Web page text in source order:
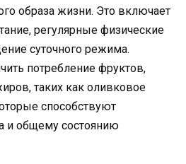
образа жизни. Это включает
регулярные физические
суточного режима.
потребление фруктов,
таких как оливковое
способствуют
и общему состоянию